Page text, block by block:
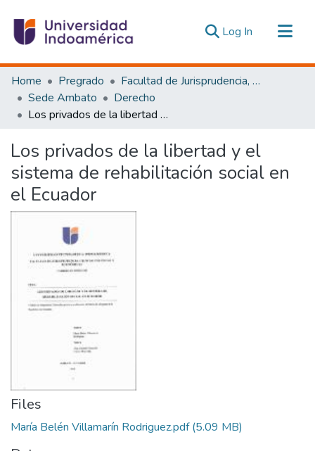
Log In (current)
Communities & Collections
All of DSpace
Statistics
Home Pregrado
Facultad de Jurisprudencia, Ciencias Políticas y Económicas
Sede Ambato
Derecho
Los privados de la libertad y el sistema de rehabilitación social en el Ecuador
Los privados de la libertad y el
sistema de rehabilitación social en
el Ecuador
Files
María Belén Villamarín Rodriguez.pdf(5.09 MB)